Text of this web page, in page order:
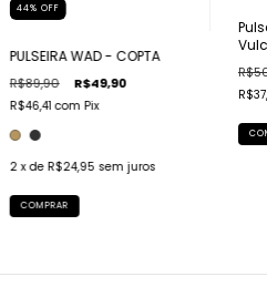
44% OFF
PULSEIRA WAD - COPTA
R$89,90 R$49,90
R$46,41com Pix
2 x de R$24,95 sem juros
COMPRAR